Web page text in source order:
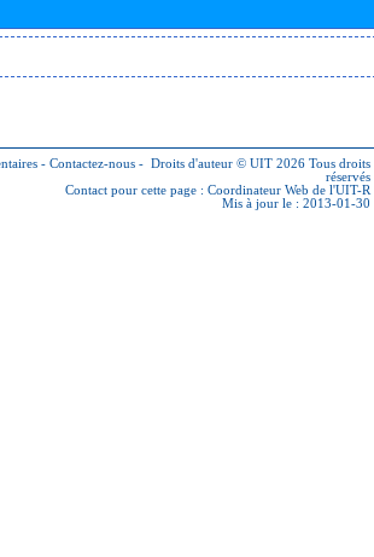
- Contactez-nous - Droits d'auteur © UIT 2026 Tous droits
réservés
Contact pour cette page : Coordinateur Web de l'UIT-R
Mis à jour le : 2013-01-30